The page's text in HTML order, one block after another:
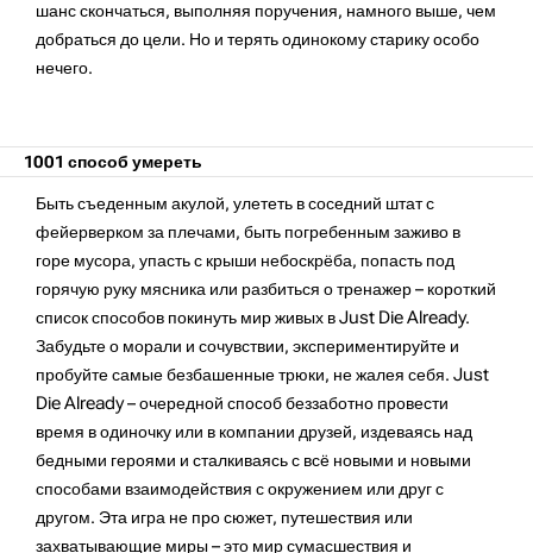
шанс скончаться, выполняя поручения, намного выше, чем
добраться до цели. Но и терять одинокому старику особо
нечего.
1001 способ умереть
Быть съеденным акулой, улететь в соседний штат с
фейерверком за плечами, быть погребенным заживо в
горе мусора, упасть с крыши небоскрёба, попасть под
горячую руку мясника или разбиться о тренажер – короткий
список способов покинуть мир живых в Just Die Already.
Забудьте о морали и сочувствии, экспериментируйте и
пробуйте самые безбашенные трюки, не жалея себя. Just
Die Already – очередной способ беззаботно провести
время в одиночку или в компании друзей, издеваясь над
бедными героями и сталкиваясь с всё новыми и новыми
способами взаимодействия с окружением или друг с
другом. Эта игра не про сюжет, путешествия или
захватывающие миры – это мир сумасшествия и